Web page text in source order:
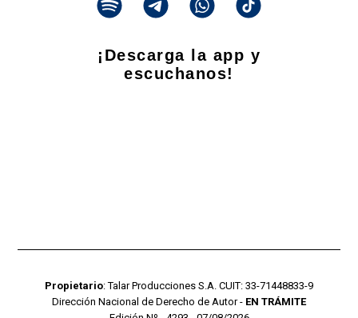
¡Descarga la app y
escuchanos!
Propietario: Talar Producciones S.A. CUIT: 33-71448833-9
Dirección Nacional de Derecho de Autor - EN TRÁMITE